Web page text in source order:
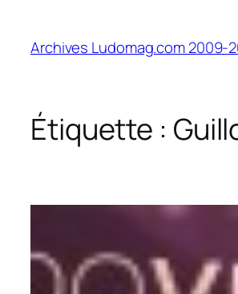
contenu
Archives Ludomag.com 2009-
Étiquette :